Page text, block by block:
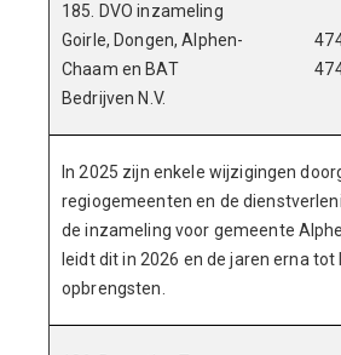
185. DVO inzameling
Goirle, Dongen, Alphen-
Chaam en BAT
Bedrijven N.V.
In 2025 zijn enkele wijzigingen
regiogemeenten en de
de inzameling voor gemeente
leidt dit in 2026 en de jaren erna
opbrengsten.